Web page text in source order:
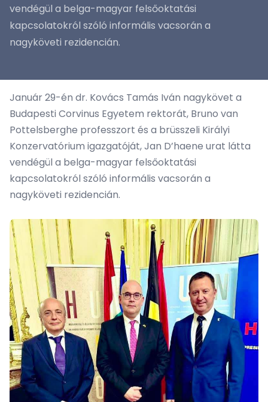
vendégül a belga-magyar felsőoktatási
kapcsolatokról szóló informális vacsorán a
nagyköveti rezidencián.
Január 29-én dr. Kovács Tamás Iván nagykövet a
Budapesti Corvinus Egyetem rektorát, Bruno van
Pottelsberghe professzort és a brüsszeli Királyi
Konzervatórium igazgatóját, Jan D’haene urat látta
vendégül a belga-magyar felsőoktatási
kapcsolatokról szóló informális vacsorán a
nagyköveti rezidencián.